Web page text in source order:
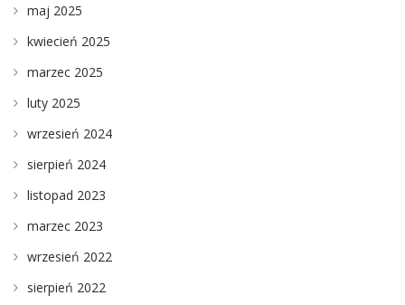
maj 2025
kwiecień 2025
marzec 2025
luty 2025
wrzesień 2024
sierpień 2024
listopad 2023
marzec 2023
wrzesień 2022
sierpień 2022